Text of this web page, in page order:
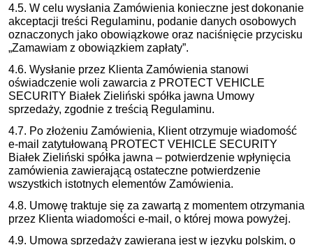
4.5. W celu wysłania Zamówienia konieczne jest dokonanie
akceptacji treści Regulaminu, podanie danych osobowych
oznaczonych jako obowiązkowe oraz naciśnięcie przycisku
„Zamawiam z obowiązkiem zapłaty”.
4.6. Wysłanie przez Klienta Zamówienia stanowi
oświadczenie woli zawarcia z PROTECT VEHICLE
SECURITY Białek Zieliński spółka jawna Umowy
sprzedaży, zgodnie z treścią Regulaminu.
4.7. Po złożeniu Zamówienia, Klient otrzymuje wiadomość
e-mail zatytułowaną PROTECT VEHICLE SECURITY
Białek Zieliński spółka jawna – potwierdzenie wpłynięcia
zamówienia zawierającą ostateczne potwierdzenie
wszystkich istotnych elementów Zamówienia.
4.8. Umowę traktuje się za zawartą z momentem otrzymania
przez Klienta wiadomości e-mail, o której mowa powyżej.
4.9. Umowa sprzedaży zawierana jest w języku polskim, o